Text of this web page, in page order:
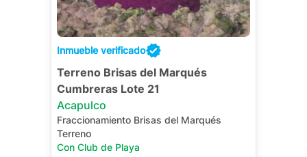
Inmueble verificado
Terreno Brisas del Marqués
Cumbreras Lote 21
Acapulco
Fraccionamiento Brisas del Marqués
Terreno
Con Club de Playa